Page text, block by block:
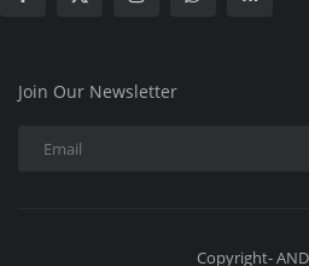
Join Our Newsletter
Copyright-